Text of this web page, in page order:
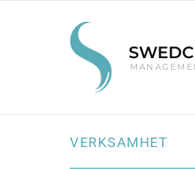
M A N A G E M E
VERKSAMHET